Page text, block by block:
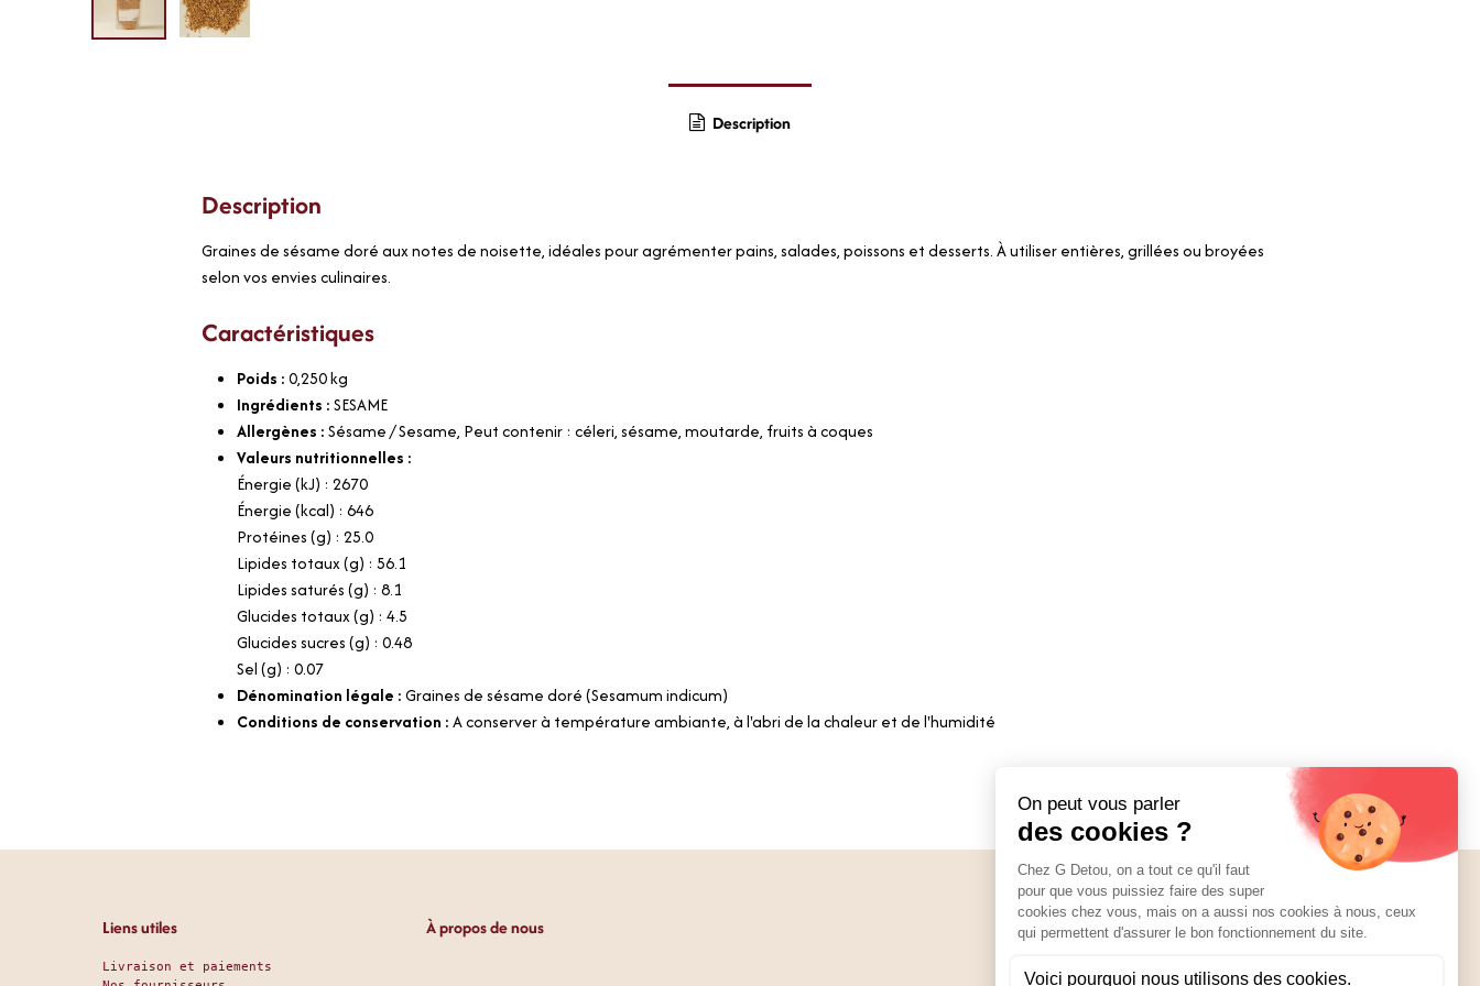
Description
Description
Graines de sésame doré aux notes de noisette, idéales pour agrémenter pains, salades, poissons et desserts. À utiliser entières, grillées ou broyées
selon vos envies culinaires.
Caractéristiques
Poids :0,250kg
Ingrédients :SESAME
Allergènes :Sésame / Sesame, Peut contenir : céleri, sésame, moutarde, fruits à coques
Valeurs nutritionnelles :
Énergie (kJ) : 2670
Énergie (kcal) : 646
Protéines (g) : 25.0
Lipides totaux (g) : 56.1
Lipides saturés (g) : 8.1
Glucides totaux (g) : 4.5
Glucides sucres (g) : 0.48
Sel (g) : 0.07
Dénomination légale :Graines de sésame doré (Sesamum indicum)
Conditions de conservation :A conserver à température ambiante, à l'abri de la chaleur et de l'humidité
Liens utiles
Livraison et paiements
À propos de nous Nos réseaux
01 89 70 34 50